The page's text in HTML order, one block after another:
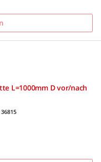
L=1000mm D vor/nach
36815